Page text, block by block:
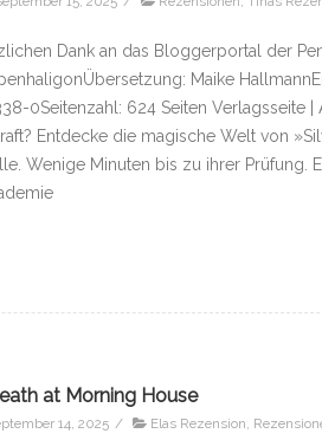
Dank an das Bloggerportal der
Maike
0Seitenzahl: 624 Seiten Verlagsseite
Entdecke die magische Welt von
Wenige Minuten bis zu ihrer Prüfung.
at Morning House
14, 2025 / Elas Rezension,